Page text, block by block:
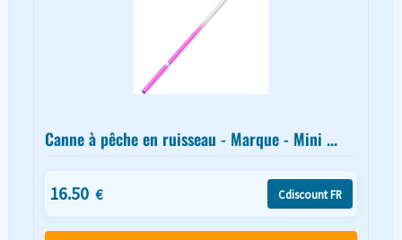
Canne à pêche en ruisseau - Marque - Mini ...
16.50 € Cdiscount FR